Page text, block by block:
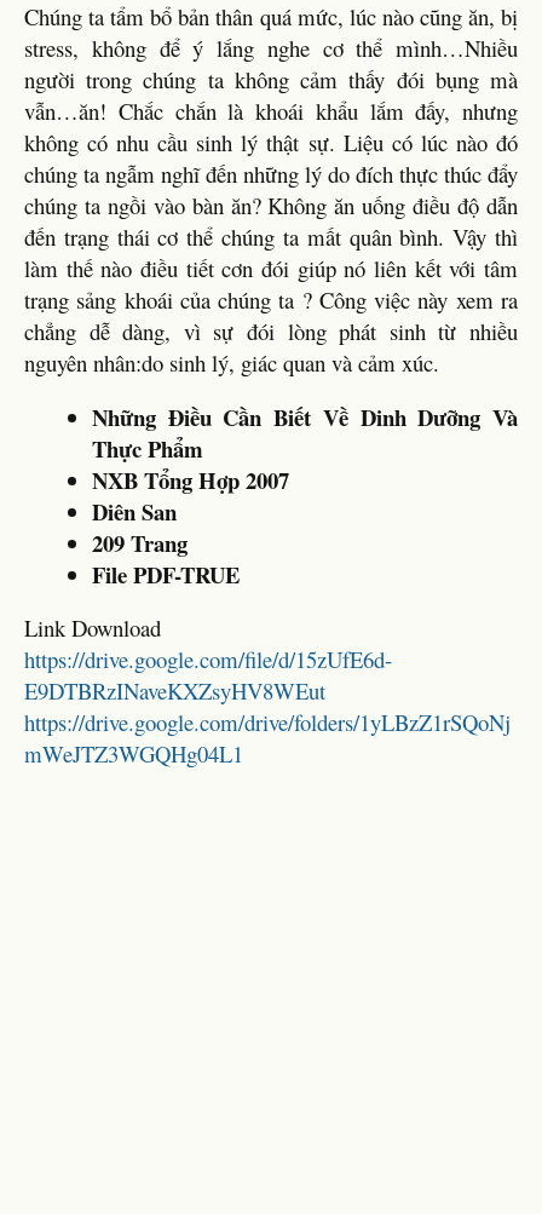
Chúng ta tẩm bổ bản thân quá mức, lúc nào cũng ăn, bị
stress, không để ý lắng nghe cơ thể mình…Nhiều
người trong chúng ta không cảm thấy đói bụng mà
vẫn…ăn! Chắc chắn là khoái khẩu lắm đấy, nhưng
không có nhu cầu sinh lý thật sự. Liệu có lúc nào đó
chúng ta ngẫm nghĩ đến những lý do đích thực thúc đẩy
chúng ta ngồi vào bàn ăn? Không ăn uống điều độ dẫn
đến trạng thái cơ thể chúng ta mất quân bình. Vậy thì
làm thế nào điều tiết cơn đói giúp nó liên kết với tâm
trạng sảng khoái của chúng ta ? Công việc này xem ra
chẳng dễ dàng, vì sự đói lòng phát sinh từ nhiều
nguyên nhân:do sinh lý, giác quan và cảm xúc.
Những Điều Cần Biết Về Dinh Dưỡng Và
Thực Phẩm
NXB Tổng Hợp 2007
Diên San
209 Trang
File PDF-TRUE
Link Download
https://drive.google.com/file/d/15zUfE6d-
E9DTBRzINaveKXZsyHV8WEut
https://drive.google.com/drive/folders/1yLBzZ1rSQoNj
mWeJTZ3WGQHg04L1